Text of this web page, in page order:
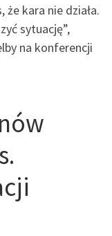
że kara nie działa.
sytuację”,
na konferencji